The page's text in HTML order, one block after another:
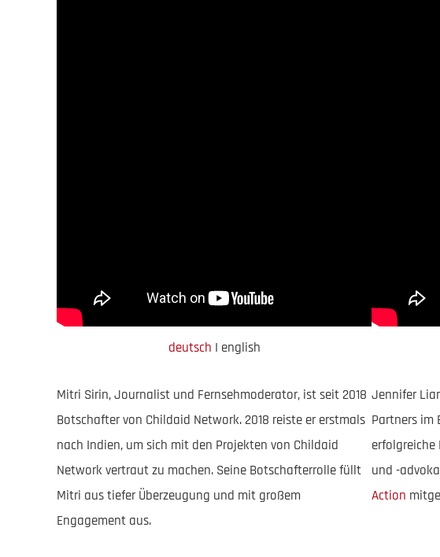
deutsch I english
Mitri Sirin, Journalist und Fernsehmoderator, ist seit 2018
Botschafter von Childaid Network. 2018 reiste er erstmals
nach Indien, um sich mit den Projekten von Childaid
Network vertraut zu machen. Seine Botschafterrolle füllt
Mitri aus tiefer Überzeugung und mit großem
Engagement aus.
Jennifer
Partners im
und -
Action